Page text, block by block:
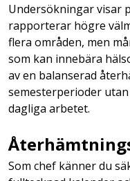
Undersökningar visar
rapporterar högre
flera områden, men
som kan innebära
av en balanserad
semesterperioder
dagliga arbetet.
Som chef känner du